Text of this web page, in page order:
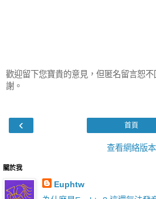
歡迎留下您寶貴的意見，但匿名留言恕不
謝。
‹ 首頁
查看網絡版本
關於我
Euphtw